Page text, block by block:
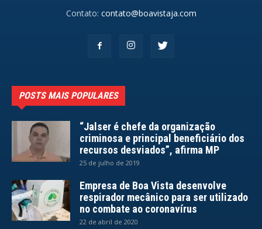
Contato: contato@boavistaja.com
POSTS MAIS POPULARES
“Jalser é chefe da organização
criminosa e principal beneficiário dos
recursos desviados”, afirma MP
25 de julho de 2019
Empresa de Boa Vista desenvolve
respirador mecânico para ser utilizado
no combate ao coronavírus
22 de abril de 2020